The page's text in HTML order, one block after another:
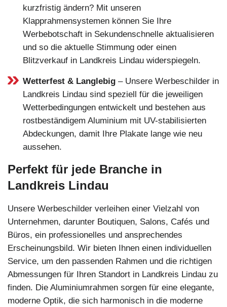
kurzfristig ändern? Mit unseren
Klapprahmensystemen können Sie Ihre
Werbebotschaft in Sekundenschnelle aktualisieren
und so die aktuelle Stimmung oder einen
Blitzverkauf in Landkreis Lindau widerspiegeln.
Wetterfest & Langlebig – Unsere Werbeschilder in
Landkreis Lindau sind speziell für die jeweiligen
Wetterbedingungen entwickelt und bestehen aus
rostbeständigem Aluminium mit UV-stabilisierten
Abdeckungen, damit Ihre Plakate lange wie neu
aussehen.
Perfekt für jede Branche in
Landkreis Lindau
Unsere Werbeschilder verleihen einer Vielzahl von
Unternehmen, darunter Boutiquen, Salons, Cafés und
Büros, ein professionelles und ansprechendes
Erscheinungsbild. Wir bieten Ihnen einen individuellen
Service, um den passenden Rahmen und die richtigen
Abmessungen für Ihren Standort in Landkreis Lindau zu
finden. Die Aluminiumrahmen sorgen für eine elegante,
moderne Optik, die sich harmonisch in die moderne